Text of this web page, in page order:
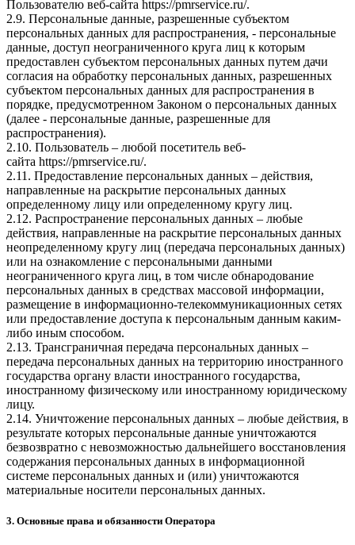
Пользователю веб-сайта https://pmrservice.ru/.
2.9. Персональные данные, разрешенные субъектом
персональных данных для распространения, - персональные
данные, доступ неограниченного круга лиц к которым
предоставлен субъектом персональных данных путем дачи
согласия на обработку персональных данных, разрешенных
субъектом персональных данных для распространения в
порядке, предусмотренном Законом о персональных данных
(далее - персональные данные, разрешенные для
распространения).
2.10. Пользователь – любой посетитель веб-
сайта https://pmrservice.ru/.
2.11. Предоставление персональных данных – действия,
направленные на раскрытие персональных данных
определенному лицу или определенному кругу лиц.
2.12. Распространение персональных данных – любые
действия, направленные на раскрытие персональных данных
неопределенному кругу лиц (передача персональных данных)
или на ознакомление с персональными данными
неограниченного круга лиц, в том числе обнародование
персональных данных в средствах массовой информации,
размещение в информационно-телекоммуникационных сетях
или предоставление доступа к персональным данным каким-
либо иным способом.
2.13. Трансграничная передача персональных данных –
передача персональных данных на территорию иностранного
государства органу власти иностранного государства,
иностранному физическому или иностранному юридическому
лицу.
2.14. Уничтожение персональных данных – любые действия, в
результате которых персональные данные уничтожаются
безвозвратно с невозможностью дальнейшего восстановления
содержания персональных данных в информационной
системе персональных данных и (или) уничтожаются
материальные носители персональных данных.
3. Основные права и обязанности Оператора